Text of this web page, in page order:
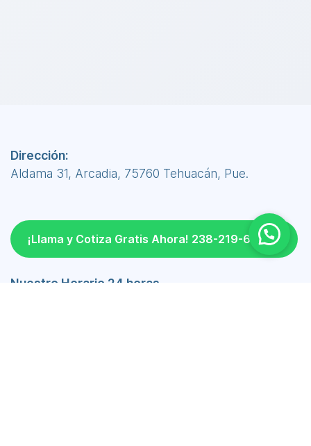
Dirección:
Aldama 31, Arcadia, 75760 Tehuacán, Pue.
¡Llama y Cotiza Gratis Ahora! 238-219-6690
Nuestro Horario 24 horas